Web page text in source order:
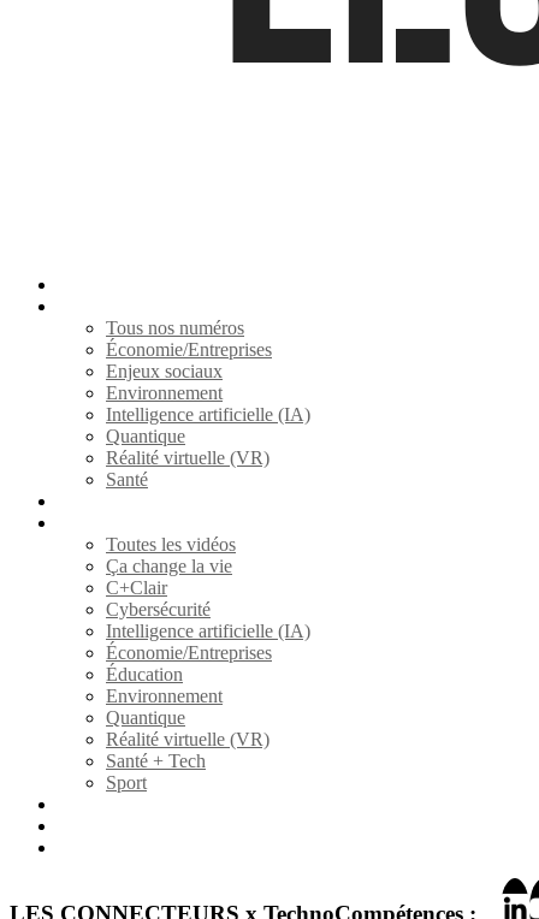
Tous nos numéros
Économie/Entreprises
Enjeux sociaux
Environnement
Intelligence artificielle (IA)
Quantique
Réalité virtuelle (VR)
Santé
Toutes les vidéos
Ça change la vie
C+Clair
Cybersécurité
Intelligence artificielle (IA)
Économie/Entreprises
Éducation
Environnement
Quantique
Réalité virtuelle (VR)
Santé + Tech
Sport
LES CONNECTEURS x TechnoCompétences :